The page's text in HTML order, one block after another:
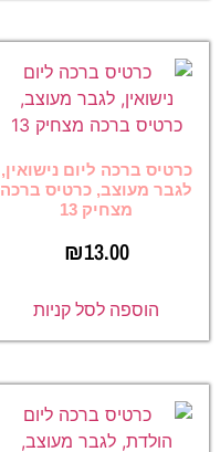
כרטיס ברכה ליום נישואין,
לגבר מעוצב, כרטיס ברכה
מצחיק 13
₪13.00
הוספה לסל קניות